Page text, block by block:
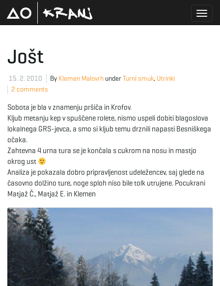
n
Jošt
15. 2. 2010 By Klemen Malovrh underTurni smuk, Utrinki
2 comments
Sobota je bla v znamenju pršiča in Krofov.
Kljub metanju kep v spuščene rolete, nismo uspeli dobiti blagoslova
lokalnega GRS-jevca, a smo si kljub temu drznili napasti Besniškega
očaka.
Zahtevna 4 urna tura se je končala s cukrom na nosu in mastjo
okrog ust
Analiza je pokazala dobro pripravljenost udeležencev, saj glede na
časovno dolžino ture, noge sploh niso bile tolk utrujene. Pocukrani
Matjaž Č., Matjaž E. in Klemen